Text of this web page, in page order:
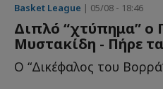
Basket League | 05/08 - 18:46
Διπλό “χτύπημα” ο
Μυστακίδη - Πήρε
Ο “Δικέφαλος του